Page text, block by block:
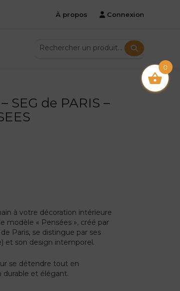
À propos Connexion
SEG de PARIS –
à votre décoration intérieure
modèle « Pensées », créé par
Paris, se distingue par ses
et son design intemporel.
se détendre tout en
et élégant.
0